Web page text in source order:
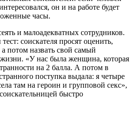
он и на работе будет
часы.
и малоадекватных сотрудников.
соискателя просят оценить,
потом назвать свой самый
«У нас была женщина, которая
на 2 балла. А потом в
поступка выдала: я четыре
там на героин и групповой секс»,
быстро